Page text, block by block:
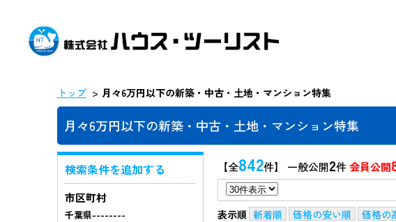
トップ 月々6万円以下の新築・中古・土地・マンション特集
月々6万円以下の新築・中古・土地・マンション特集
【全842件】 一般公開2件会員公開
表示順 新着順 価格の安い順 価格の
検索条件を追加する
市区町村
千葉県--------